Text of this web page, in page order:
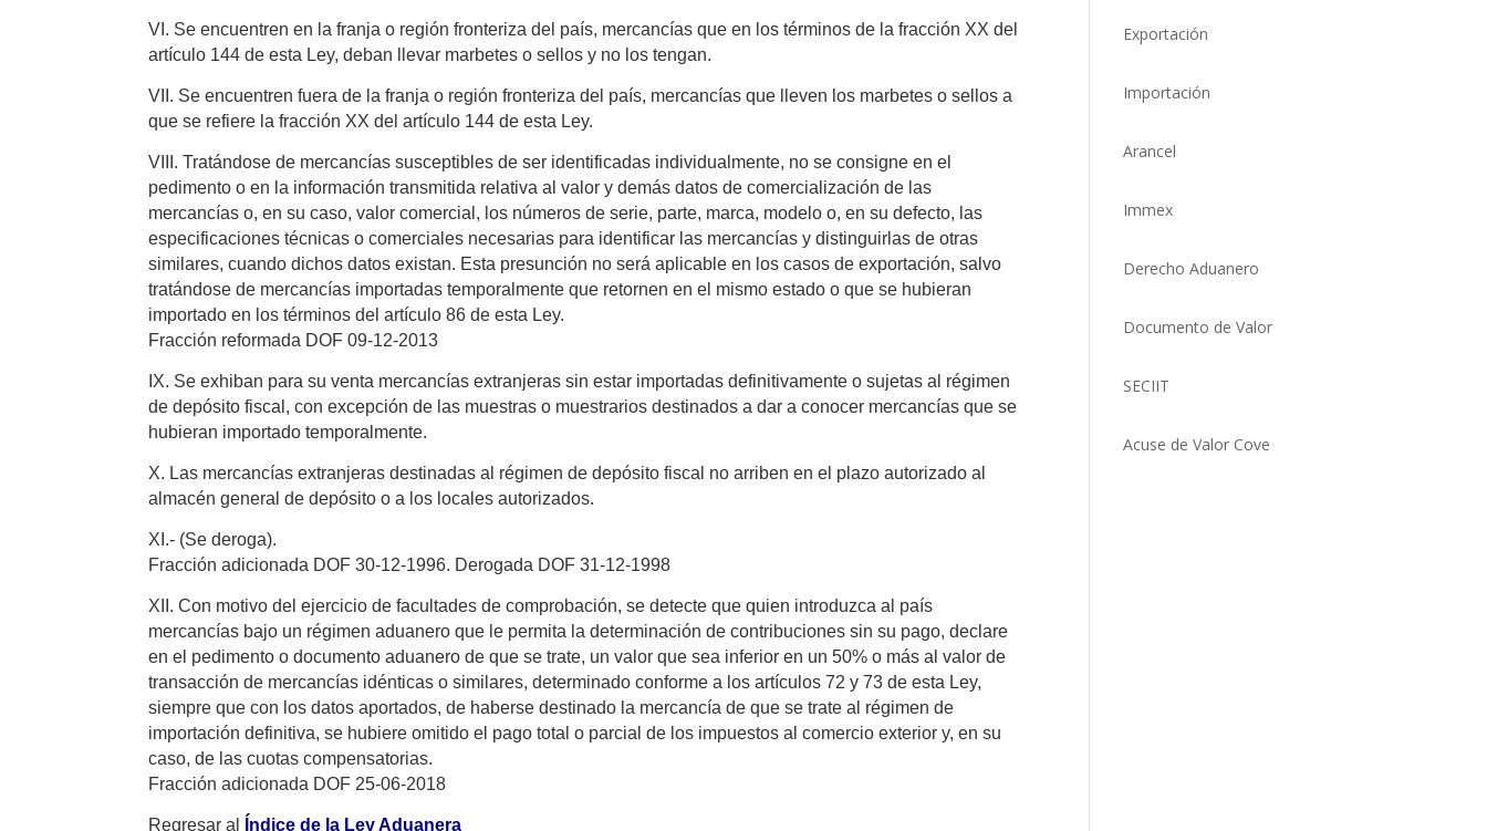
VI. Se encuentren en la franja o región fronteriza del país, mercancías que en los términos de la fracción XX del
artículo 144 de esta Ley, deban llevar marbetes o sellos y no los tengan.
VII. Se encuentren fuera de la franja o región fronteriza del país, mercancías que lleven los marbetes o sellos a
que se refiere la fracción XX del artículo 144 de esta Ley.
VIII. Tratándose de mercancías susceptibles de ser identificadas individualmente, no se consigne en el
pedimento o en la información transmitida relativa al valor y demás datos de comercialización de las
mercancías o, en su caso, valor comercial, los números de serie, parte, marca, modelo o, en su defecto, las
especificaciones técnicas o comerciales necesarias para identificar las mercancías y distinguirlas de otras
similares, cuando dichos datos existan. Esta presunción no será aplicable en los casos de exportación, salvo
tratándose de mercancías importadas temporalmente que retornen en el mismo estado o que se hubieran
importado en los términos del artículo 86 de esta Ley.
Fracción reformada DOF 09-12-2013
IX. Se exhiban para su venta mercancías extranjeras sin estar importadas definitivamente o sujetas al régimen
de depósito fiscal, con excepción de las muestras o muestrarios destinados a dar a conocer mercancías que se
hubieran importado temporalmente.
X. Las mercancías extranjeras destinadas al régimen de depósito fiscal no arriben en el plazo autorizado al
almacén general de depósito o a los locales autorizados.
XI.- (Se deroga).
Fracción adicionada DOF 30-12-1996. Derogada DOF 31-12-1998
XII. Con motivo del ejercicio de facultades de comprobación, se detecte que quien introduzca al país
mercancías bajo un régimen aduanero que le permita la determinación de contribuciones sin su pago, declare
en el pedimento o documento aduanero de que se trate, un valor que sea inferior en un 50% o más al valor de
transacción de mercancías idénticas o similares, determinado conforme a los artículos 72 y 73 de esta Ley,
siempre que con los datos aportados, de haberse destinado la mercancía de que se trate al régimen de
importación definitiva, se hubiere omitido el pago total o parcial de los impuestos al comercio exterior y, en su
caso, de las cuotas compensatorias.
Fracción adicionada DOF 25-06-2018
Regresar al Índice de la Ley Aduanera
Exportación
Importación
Arancel
Immex
Derecho Aduanero
Documento de Valor
SECIIT
Acuse de Valor Cove